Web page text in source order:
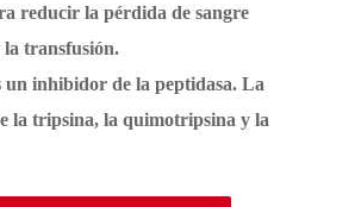
reducir la pérdida de sangre
transfusión.
un inhibidor de la peptidasa. La
la tripsina, la quimotripsina y la